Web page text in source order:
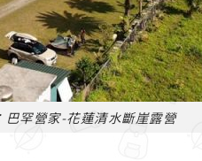
巴罕營家-花蓮清水斷崖露營